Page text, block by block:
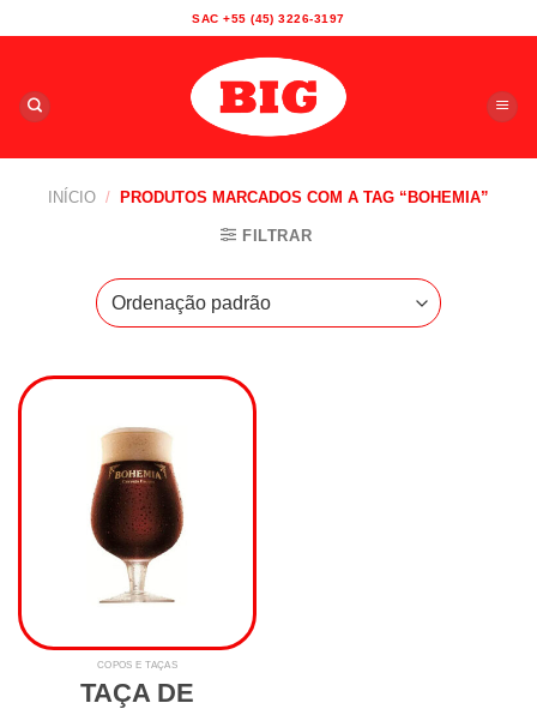
to
SAC +55 (45) 3226-3197
INÍCIO / PRODUTOS MARCADOS COM A TAG “BOHEMIA”
FILTRAR
COPOS E TAÇAS
TAÇA DE